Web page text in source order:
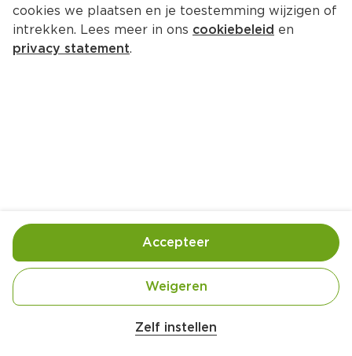
cookies we plaatsen en je toestemming wijzigen of
intrekken. Lees meer in ons cookiebeleid en
privacy statement.
Zelf instellen
Weigeren
Accepteer